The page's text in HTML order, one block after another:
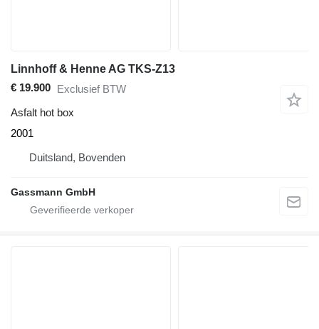
Linnhoff & Henne AG TKS-Z13
€ 19.900 Exclusief BTW
Asfalt hot box
2001
Duitsland, Bovenden
Gassmann GmbH